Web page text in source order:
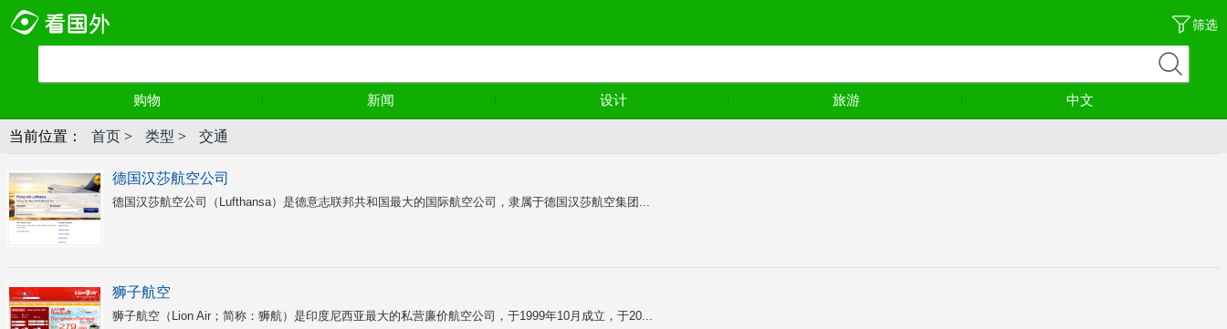
筛选
购物 新闻 设计 旅游 中文
当前位置： 首页 > 类型 > 交通
德国汉莎航空公司
德国汉莎航空公司（Lufthansa）是德意志联邦共和国最大的国际航空公司，隶属于德国汉莎航空集团...
狮子航空
狮子航空（Lion Air；简称：狮航）是印度尼西亚最大的私营廉价航空公司，于1999年10月成立，于20...